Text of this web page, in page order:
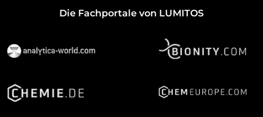
Die Fachportale von LUMITOS